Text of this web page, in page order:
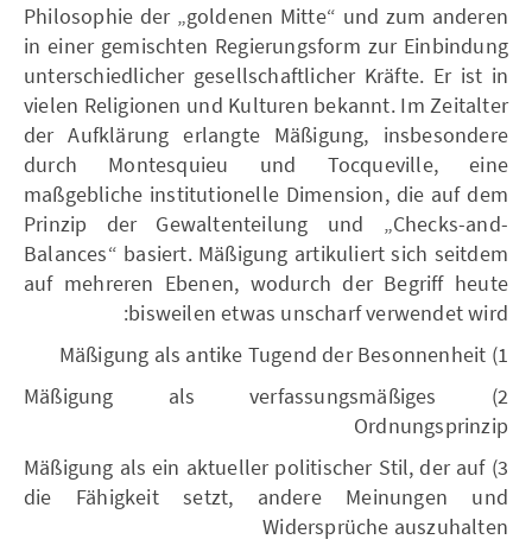
Philosophie der „goldenen Mitte“ und zum anderen
in einer gemischten Regierungsform zur Einbindung
unterschiedlicher gesellschaftlicher Kräfte. Er ist in
vielen Religionen und Kulturen bekannt. Im Zeitalter
der Aufklärung erlangte Mäßigung, insbesondere
durch Montesquieu und Tocqueville, eine
maßgebliche institutionelle Dimension, die auf dem
Prinzip der Gewaltenteilung und „Checks-and-
Balances“ basiert. Mäßigung artikuliert sich seitdem
auf mehreren Ebenen, wodurch der Begriff heute
bisweilen etwas unscharf verwendet wird:
1) Mäßigung als antike Tugend der Besonnenheit
2) Mäßigung als verfassungsmäßiges
Ordnungsprinzip
3) Mäßigung als ein aktueller politischer Stil, der auf
die Fähigkeit setzt, andere Meinungen und
Widersprüche auszuhalten